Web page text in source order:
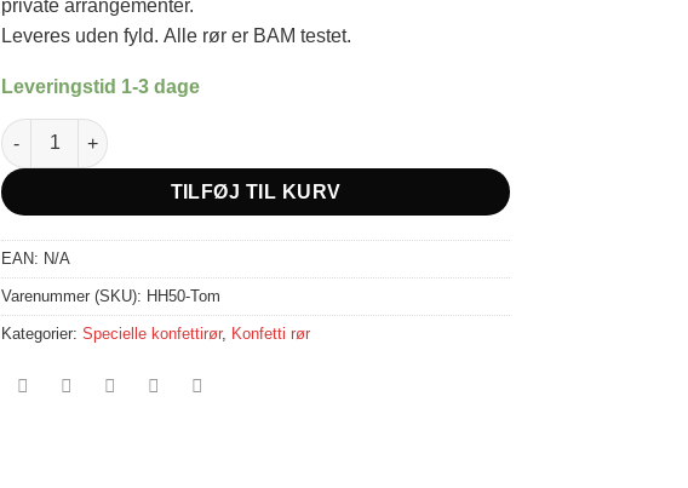
private arrangementer.
Leveres uden fyld. Alle rør er BAM testet.
Leveringstid 1-3 dage
Håndholdt kanon 50 cm (uden fyld) antal
TILFØJ TIL KURV
EAN: N/A
Varenummer (SKU): HH50-Tom
Kategorier: Specielle konfettirør, Konfetti rør